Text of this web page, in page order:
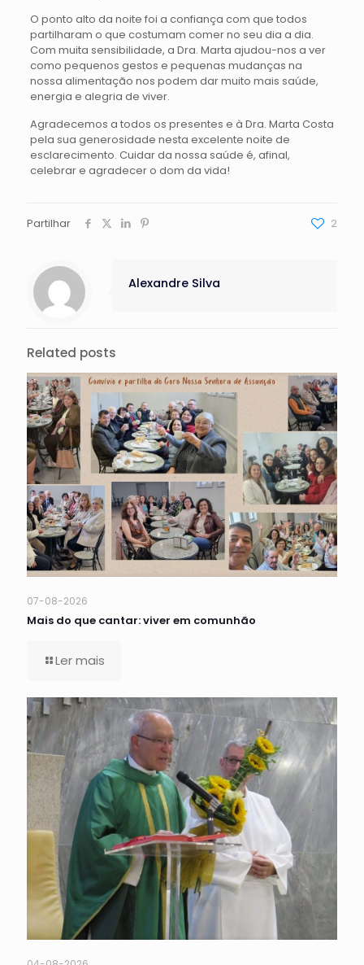
O ponto alto da noite foi a confiança com que todos
partilharam o que costumam comer no seu dia a dia.
Com muita sensibilidade, a Dra. Marta ajudou-nos a ver
como pequenos gestos e pequenas mudanças na
nossa alimentação nos podem dar muito mais saúde,
energia e alegria de viver.
Agradecemos a todos os presentes e à Dra. Marta Costa
pela sua generosidade nesta excelente noite de
esclarecimento. Cuidar da nossa saúde é, afinal,
celebrar e agradecer o dom da vida!
Partilhar 2
Alexandre Silva
Related posts
07-08-2026
Mais do que cantar: viver em comunhão
Ler mais